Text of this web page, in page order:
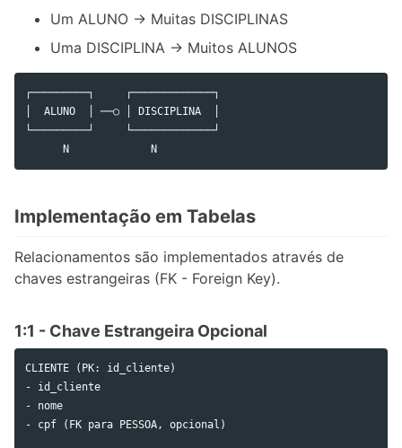
Um ALUNO → Muitas DISCIPLINAS
Uma DISCIPLINA → Muitos ALUNOS
┌─────────┐     ┌─────────────┐
│  ALUNO  │ ──○ │ DISCIPLINA  │
└─────────┘     └─────────────┘
Implementação em Tabelas
Relacionamentos são implementados através de
chaves estrangeiras (FK - Foreign Key).
1:1 - Chave Estrangeira Opcional
CLIENTE (PK: id_cliente)
- id_cliente
- nome
- cpf (FK para PESSOA, opcional)